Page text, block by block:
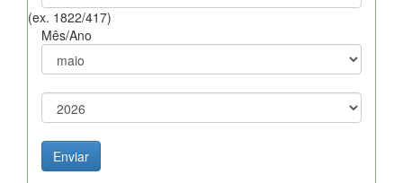
(ex. 1822/417)
Mês/Ano